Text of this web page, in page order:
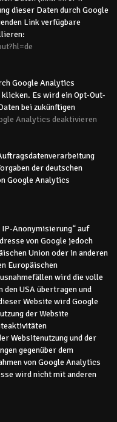
dieser Daten durch Google
Link verfügbare
Google Analytics
Es wird ein Opt-Out-
bei zukünftigen
Analytics deaktivieren
der deutschen
Google Analytics
Anonymisierung“ auf
von Google jedoch
Union oder in anderen
Europäischen
wird die volle
den USA übertragen und
Website wird Google
der Website
Websitenutzung und der
gegenüber dem
von Google Analytics
wird nicht mit anderen